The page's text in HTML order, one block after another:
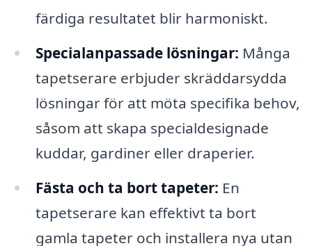
färdiga resultatet blir harmoniskt.
Specialanpassade lösningar: Många
tapetserare erbjuder skräddarsydda
lösningar för att möta specifika behov,
såsom att skapa specialdesignade
kuddar, gardiner eller draperier.
Fästa och ta bort tapeter: En
tapetserare kan effektivt ta bort
gamla tapeter och installera nya utan